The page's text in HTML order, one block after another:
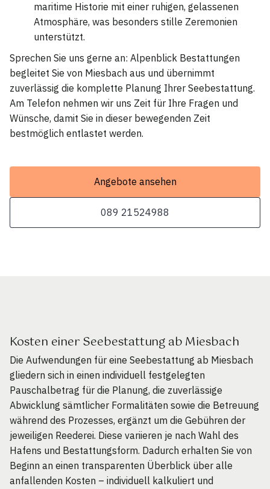
maritime Historie mit einer ruhigen, gelassenen
Atmosphäre, was besonders stille Zeremonien
unterstützt.
Sprechen Sie uns gerne an: Alpenblick Bestattungen
begleitet Sie von Miesbach aus und übernimmt
zuverlässig die komplette Planung Ihrer Seebestattung.
Am Telefon nehmen wir uns Zeit für Ihre Fragen und
Wünsche, damit Sie in dieser bewegenden Zeit
bestmöglich entlastet werden.
Angebote ansehen
089 21524988
Kosten einer Seebestattung ab Miesbach
Die Aufwendungen für eine Seebestattung ab Miesbach
gliedern sich in einen individuell festgelegten
Pauschalbetrag für die Planung, die zuverlässige
Abwicklung sämtlicher Formalitäten sowie die Betreuung
während des Prozesses, ergänzt um die Gebühren der
jeweiligen Reederei. Diese variieren je nach Wahl des
Hafens und Bestattungsform. Dadurch erhalten Sie von
Beginn an einen transparenten Überblick über alle
anfallenden Kosten – individuell kalkuliert und